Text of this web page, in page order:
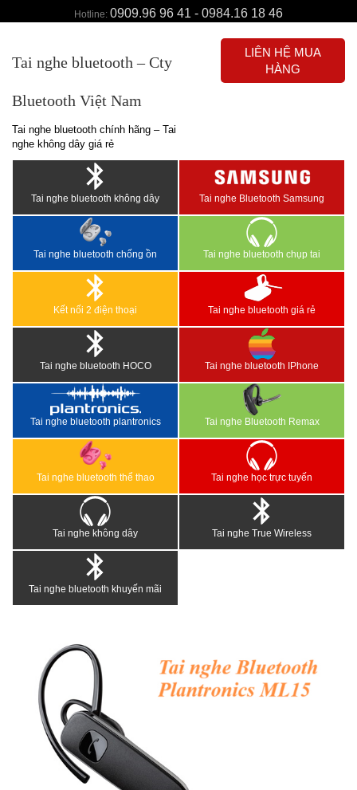
Hotline: 0909.96 96 41 - 0984.16 18 46
Tai nghe bluetooth – Cty
Bluetooth Việt Nam
Tai nghe bluetooth chính hãng – Tai
nghe không dây giá rẻ
LIÊN HỆ MUA
HÀNG
Tai nghe bluetooth không dây Tai nghe Bluetooth Samsung
Tai nghe bluetooth chống ồn Tai nghe bluetooth chụp tai
Kết nối 2 điện thoại Tai nghe bluetooth giá rẻ
Tai nghe bluetooth HOCO Tai nghe bluetooth IPhone
Tai nghe bluetooth plantronics Tai nghe Bluetooth Remax
Tai nghe bluetooth thể thao Tai nghe học trực tuyến
Tai nghe không dây Tai nghe True Wireless
Tai nghe bluetooth khuyến mãi